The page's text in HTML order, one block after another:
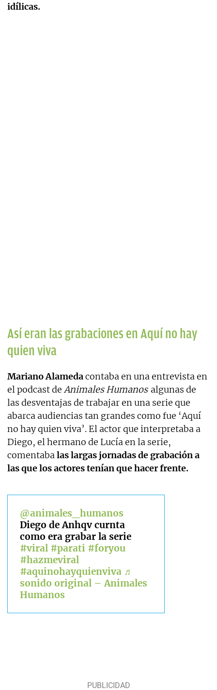
idílicas.
Así eran las grabaciones en Aquí no hay
quien viva
Mariano Alamedacontaba en una entrevista en
el podcast de Animales Humanos algunas de
las desventajas de trabajar en una serie que
abarca audiencias tan grandes como fue ‘Aquí
no hay quien viva’. El actor que interpretaba a
Diego, el hermano de Lucía en la serie,
comentabalas largas jornadas de grabación a
las que los actores tenían que hacer frente.
@animales_humanos
Diego de Anhqv curnta
como era grabar la serie
#viral #parati #foryou
#hazmeviral
#aquinohayquienviva ♬
sonido original – Animales
Humanos